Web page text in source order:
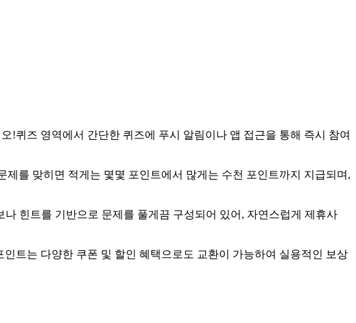
!퀴즈 영역에서 간단한 퀴즈에 푸시 알림이나 앱 접근을 통해 즉시 참여
를 맞히면 적게는 몇몇 포인트에서 많게는 수천 포인트까지 지급되며,
힌트를 기반으로 문제를 풀게끔 구성되어 있어, 자연스럽게 제휴사
트는 다양한 쿠폰 및 할인 혜택으로도 교환이 가능하여 실용적인 보상